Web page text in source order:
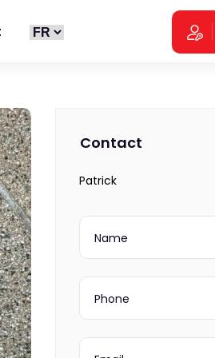
Contact
Patrick